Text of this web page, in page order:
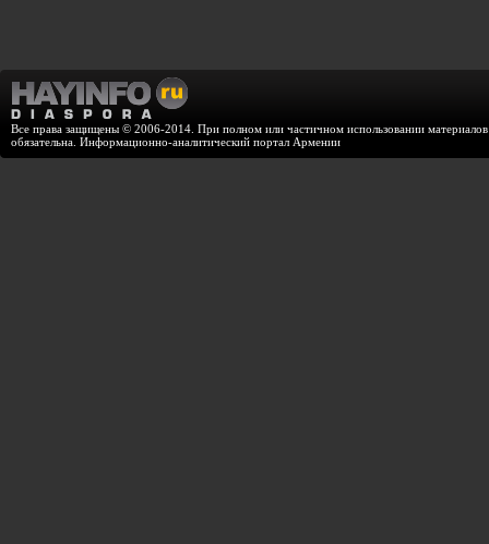
Все права защищены © 2006-2014. При полном или частичном использовании
обязательна. Информационно-аналитический портал Армении